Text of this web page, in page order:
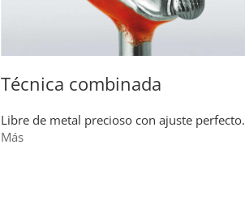
Técnica combinada
Libre de metal precioso con ajuste perfecto.
Más